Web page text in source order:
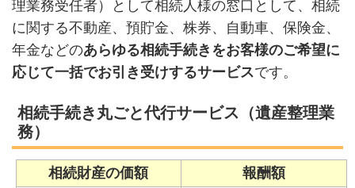
理業務受任者）として相続人様の窓口として、相続
に関する不動産、預貯金、株券、自動車、保険金、
年金などのあらゆる相続手続きをお客様のご希望に
応じて一括でお引き受けするサービスです。
相続手続き丸ごと代行サービス（遺産整理業
務）
相続財産の価額
報酬額